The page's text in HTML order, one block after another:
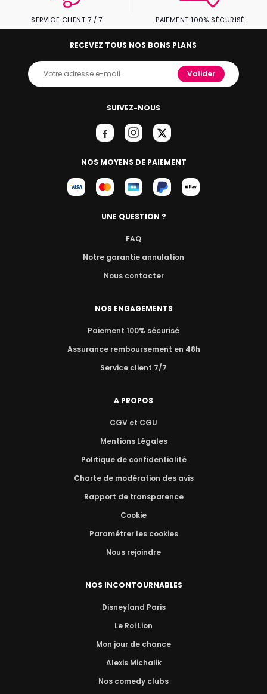
SERVICE CLIENT 7 / 7 PAIEMENT 100% SÉCURISÉ
SUIVEZ-NOUS
NOS MOYENS DE PAIEMENT
RECEVEZ TOUS NOS BONS PLANS
Valider
UNE QUESTION ?
FAQ
Notre garantie annulation
Nous contacter
NOS ENGAGEMENTS
Paiement 100% sécurisé
Assurance remboursement en 48h
Service client 7/7
A PROPOS
CGV et CGU
Mentions Légales
Politique de confidentialité
Charte de modération des avis
Rapport de transparence
Cookie
Paramétrer les cookies
Nous rejoindre
NOS INCONTOURNABLES
Disneyland Paris
Le Roi Lion
Mon jour de chance
Alexis Michalik
Nos comedy clubs